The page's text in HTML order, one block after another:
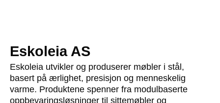
MER
Eskoleia AS
Eskoleia utvikler og produserer møbler i stål,
basert på ærlighet, presisjon og menneskelig
varme. Produktene spenner fra modulbaserte
oppbevaringsløsninger til sittemøbler og